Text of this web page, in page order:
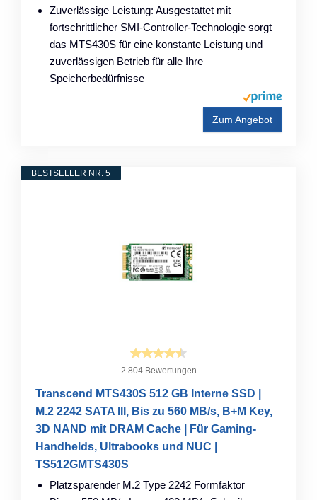
Zuverlässige Leistung: Ausgestattet mit
fortschrittlicher SMI-Controller-Technologie sorgt
das MTS430S für eine konstante Leistung und
zuverlässigen Betrieb für alle Ihre
Speicherbedürfnisse
Zum Angebot
BESTSELLER NR. 5
2.804 Bewertungen
Transcend MTS430S 512 GB Interne SSD |
M.2 2242 SATA III, Bis zu 560 MB/s, B+M Key,
3D NAND mit DRAM Cache | Für Gaming-
Handhelds, Ultrabooks und NUC |
TS512GMTS430S
Platzsparender M.2 Type 2242 Formfaktor